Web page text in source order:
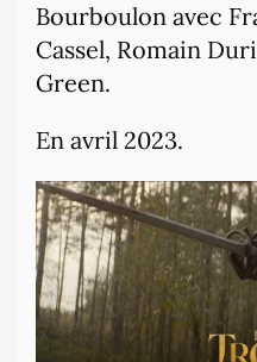
Bourboulon avec
Cassel, Romain
Green.
En avril 2023.